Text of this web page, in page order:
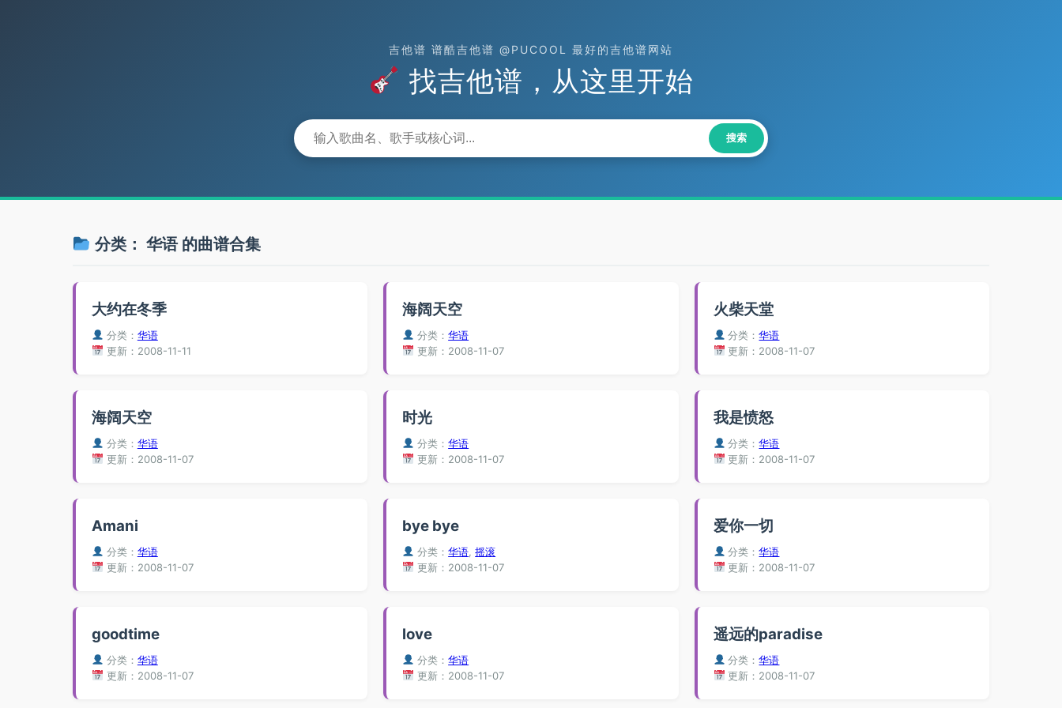
吉他谱 谱酷吉他谱 @PUCOOL 最好的吉他谱网站
找吉他谱，从这里开始
搜索
分类： 华语的曲谱合集
大约在冬季
分类： 华语
更新：2008-11-11
海阔天空
分类：华语
更新：2008-11-07
火柴天堂
分类：华语
更新：2008-11-07
海阔天空
分类： 华语
更新：2008-11-07
时光
分类：华语
更新：2008-11-07
我是愤怒
分类：华语
更新：2008-11-07
Amani
分类： 华语
更新：2008-11-07
bye bye
分类：华语 ,摇滚
更新：2008-11-07
爱你一切
分类：华语
更新：2008-11-07
goodtime
分类： 华语
更新：2008-11-07
love
分类：华语
更新：2008-11-07
遥远的paradise
分类：华语
更新：2008-11-07